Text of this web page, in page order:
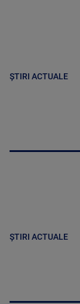
ȘTIRI ACTUALE
ȘTIRI ACTUALE